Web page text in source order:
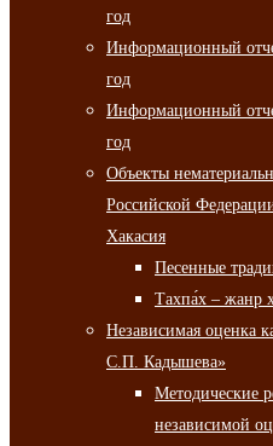
год
Информационный
год
Информационный
год
Объекты
Российской
Хакасия
Песенные
Тахпа́х – жанр
Независимая оценка
С.П. Кадышева»
Методические
независимой